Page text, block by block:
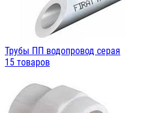
Трубы ПП водопровод серая
15 товаров